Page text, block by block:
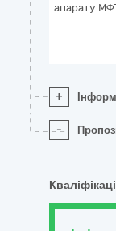
апарату
+
-